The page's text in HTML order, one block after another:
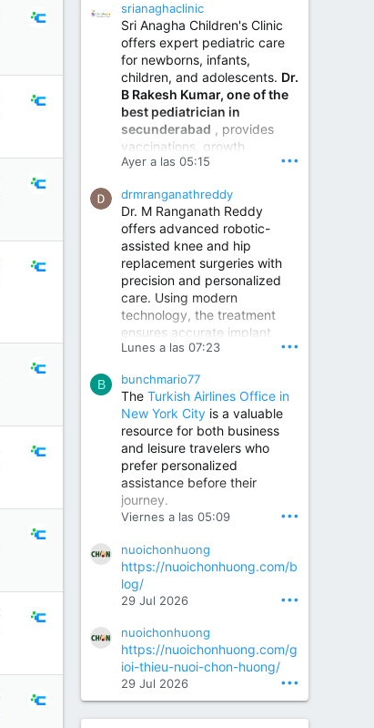
srianaghaclinic
Sri Anagha Children's Clinic
offers expert pediatric care
for newborns, infants,
children, and adolescents. Dr.
B Rakesh Kumar, one of the
best pediatrician in
secunderabad , provides
vaccinations, growth
monitoring, newborn care,
illnesses, nutrition guidance,
and preventive healthcare in
a child-friendly environment.
Children Hospital in Secunderabad | Best Pediatrician in Hyderabad | Neonatologist in Medchal
Our pediatrician and
Neonatologist team at...
www.srianaghaclinic.com
Ayer a las 05:15 •••
drmranganathreddy
Dr. M Ranganath Reddy
offers advanced robotic-
assisted knee and hip
replacement surgeries with
precision and personalized
care. Using modern
technology, the treatment
ensures accurate implant
placement, reduced pain,
improved joint function,
helping patients return to an
active and comfortable
lifestyle.
Orthopedic Surgeon in Kondapur | Best Orthopedic Doctor in Kondapur | Dr. M. Ranganath Reddy
Consult Dr. M. Ranganath
Reddy, the best...
www.drranganathreddy.co
m
Lunes a las 07:23 •••
B bunchmario77
The Turkish Airlines Office in
New York City is a valuable
resource for both business
and leisure travelers who
prefer personalized
assistance before their
journey.
Viernes a las 05:09 •••
nuoichonhuong
https://nuoichonhuong.com/b
log/
29 Jul 2026 •••
nuoichonhuong
https://nuoichonhuong.com/g
ioi-thieu-nuoi-chon-huong/
29 Jul 2026 •••